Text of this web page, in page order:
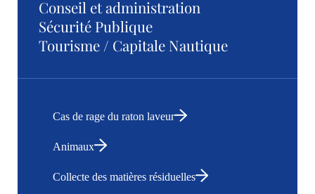
Conseil et administration
Sécurité Publique
Tourisme / Capitale Nautique
Cas de rage du raton laveur
Animaux
Collecte des matières résiduelles